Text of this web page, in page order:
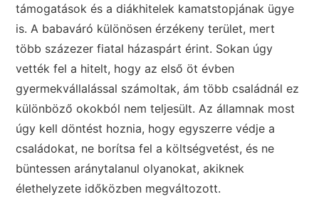
támogatások és a diákhitelek kamatstopjának ügye
is. A babaváró különösen érzékeny terület, mert
több százezer fiatal házaspárt érint. Sokan úgy
vették fel a hitelt, hogy az első öt évben
gyermekvállalással számoltak, ám több családnál ez
különböző okokból nem teljesült. Az államnak most
úgy kell döntést hoznia, hogy egyszerre védje a
családokat, ne borítsa fel a költségvetést, és ne
büntessen aránytalanul olyanokat, akiknek
élethelyzete időközben megváltozott.